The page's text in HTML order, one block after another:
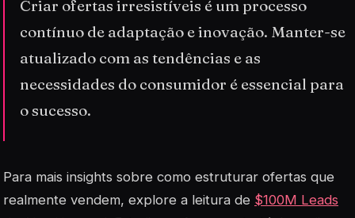
Criar ofertas irresistíveis é um processo
contínuo de adaptação e inovação. Manter-se
atualizado com as tendências e as
necessidades do consumidor é essencial para
o sucesso.
Para mais insights sobre como estruturar ofertas que
realmente vendem, explore a leitura de $100M Leads